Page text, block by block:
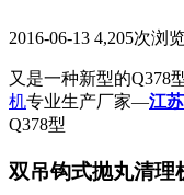
2016-06-13 4,205次浏
又是一种新型的Q378
机专业生产厂家—江
Q378型
双吊钩式抛丸清理